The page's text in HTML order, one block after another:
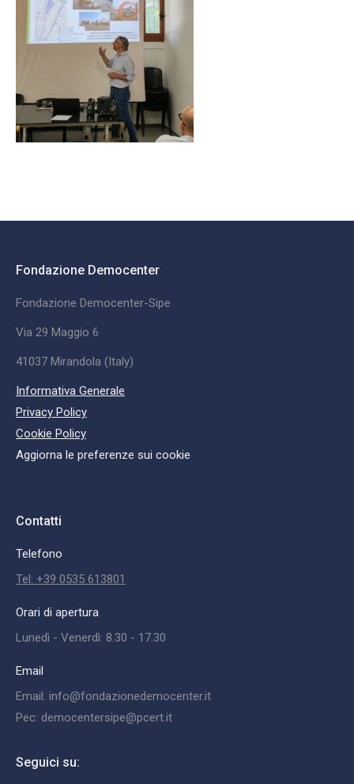
Fondazione Democenter
Fondazione Democenter-Sipe
Via 29 Maggio 6
41037 Mirandola (Italy)
Informativa Generale
Privacy Policy
Cookie Policy
Aggiorna le preferenze sui cookie
Contatti
Telefono
Tel: +39 0535 613801
Orari di apertura
Lunedì - Venerdì: 8.30 - 17.30
Email
Email: info@fondazionedemocenter.it
Pec: democentersipe@pcert.it
Seguici su: